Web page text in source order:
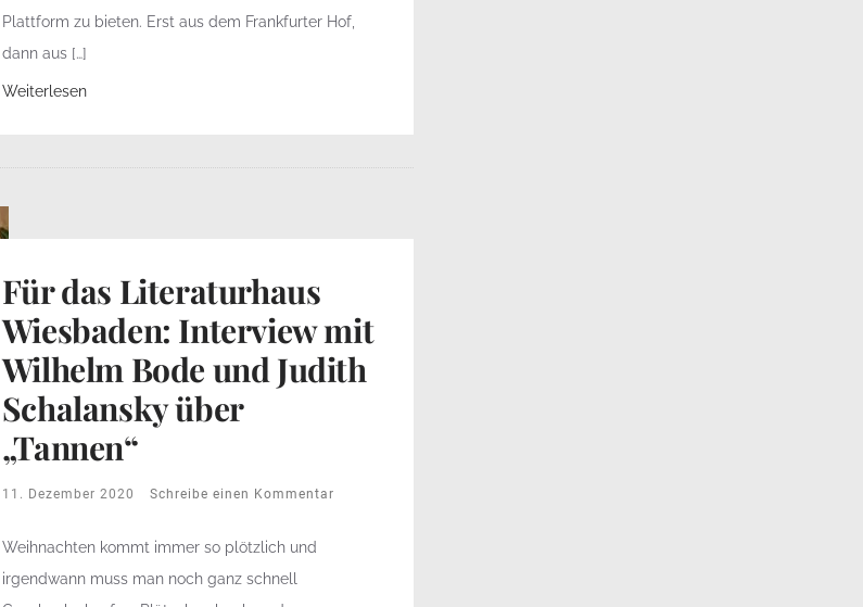
Plattform zu bieten. Erst aus dem Frankfurter Hof,
dann aus […]
Weiterlesen
Für das Literaturhaus
Wiesbaden: Interview mit
Wilhelm Bode und Judith
Schalansky über
„Tannen“
11. Dezember 2020 Schreibe einen Kommentar
Weihnachten kommt immer so plötzlich und
irgendwann muss man noch ganz schnell